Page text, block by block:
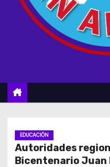
EDUCACIÓN
Autoridades
Bicentenario Juan